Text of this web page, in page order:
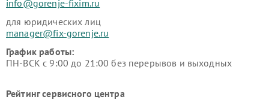
info@gorenje-fixim.ru
для юридических лиц
manager@fix-gorenje.ru
График работы:
ПН-ВСК с 9:00 до 21:00 без перерывов и выходных
Рейтинг сервисного центра